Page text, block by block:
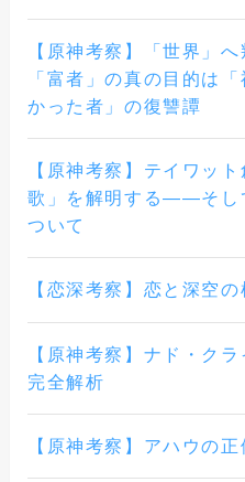
【原神考察】「世界」
「富者」の真の目的は
かった者」の復讐譚
【原神考察】テイワッ
歌」を解明する――そし
ついて
【恋深考察】恋と深空
【原神考察】ナド・ク
完全解析
【原神考察】アハウの